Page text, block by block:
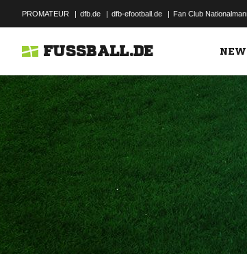
PROMATEUR | dfb.de | dfb-efootball.de | Fan Club
FUSSBALL.DE